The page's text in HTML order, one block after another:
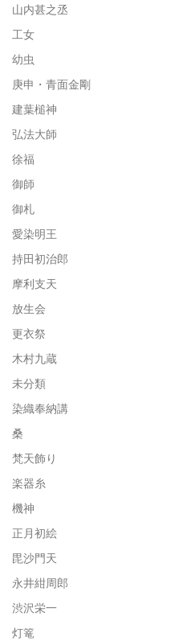
山内甚之丞
工女
幼虫
庚申・青面金剛
建葉槌神
弘法大師
徐福
御師
御札
愛染明王
持田初治郎
摩利支天
放生会
更衣祭
木村九蔵
未分類
染織奉納講
桑
梵天飾り
楽器糸
機神
正月初絵
毘沙門天
永井紺周郎
渋沢栄一
灯篭